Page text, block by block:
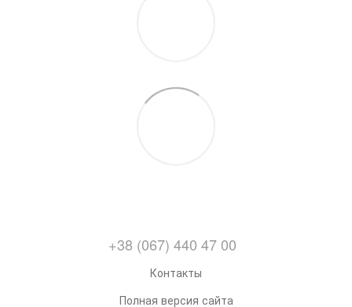
+38 (067) 440 47 00
Контакты
Полная версия сайта